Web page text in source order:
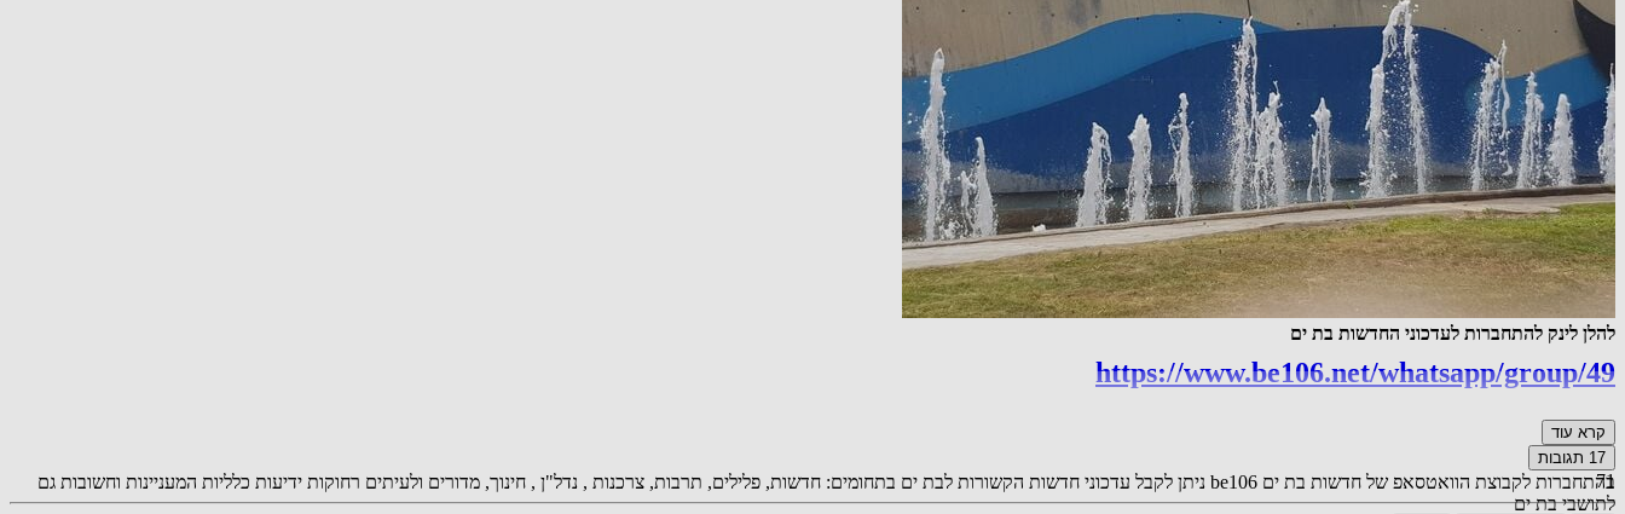
להלן לינק להתחברות לעדכוני החדשות בת ים
https://www.be106.net/whatsapp/group/49
בהתחברות לקבוצת הוואטסאפ של חדשות בת ים be106 ניתן לקבל עדכוני חדשות הקשורות לבת ים בתחומים: חדשות, פלילים, תרבות, צרכנות , נדל"ן , חינוך, מדורים ולעיתים רחוקות ידיעות כלליות המעניינות וחשובות גם
לתושבי בת ים
קרא עוד
17 תגובות
71